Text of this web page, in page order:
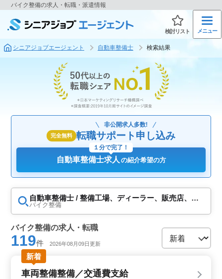
バイク整備の求人・転職・派遣情報
検討リスト メニュー
シニアジョブエージェント 自動車整備士 検索結果
完全無料
非公開求人多数!
転職サポート申し込み
自動車整備士求人 の紹介希望の方
１分で完了！
自動車整備士 / 整備工場、ディーラー、販売店、ガ
ソリンスタンド、カー用品店、車検専門店、運送会
社・企業、二輪車・バイク、自動車検査員、板金・
バイク整備
バイク整備の求人・転職
119件 2026年08月09日更新
新着
車両整備整備／交通費支給